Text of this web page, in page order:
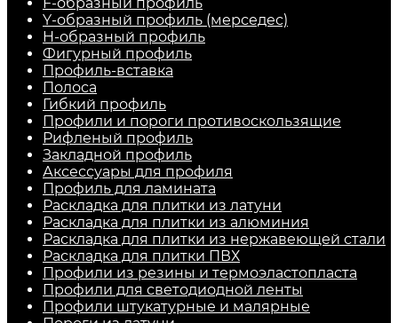
F-образный профиль
Y-образный профиль (мерседес)
H-образный профиль
Фигурный профиль
Профиль-вставка
Полоса
Гибкий профиль
Профили и пороги противоскользящие
Рифленый профиль
Закладной профиль
Аксессуары для профиля
Профиль для ламината
Раскладка для плитки из латуни
Раскладка для плитки из алюминия
Раскладка для плитки из нержавеющей стали
Раскладка для плитки ПВХ
Профили из резины и термоэластопласта
Профили для светодиодной ленты
Профили штукатурные и малярные